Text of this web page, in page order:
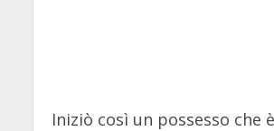
Iniziò così un possesso che